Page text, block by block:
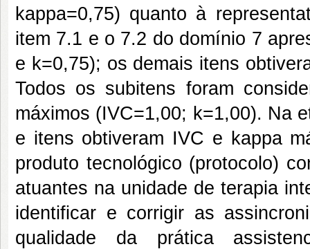
kappa=0,75) quanto à
item 7.1 e o 7.2 do domínio 7
e k=0,75); os demais itens
Todos os subitens foram
máximos (IVC=1,00; k=1,00). Na
e itens obtiveram IVC e kappa
produto tecnológico (protocolo)
atuantes na unidade de terapia
identificar e corrigir as
qualidade da prática